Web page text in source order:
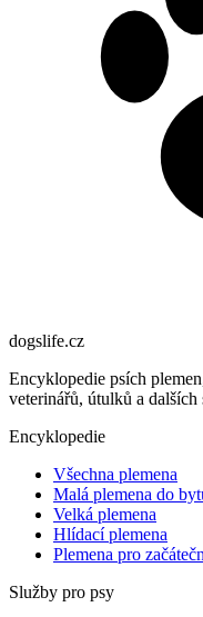
dogslife.cz
Encyklopedie psích
veterinářů, útulků a dalších
Encyklopedie
Všechna plemena
Malá plemena do
Velká plemena
Hlídací plemena
Plemena pro
Služby pro psy